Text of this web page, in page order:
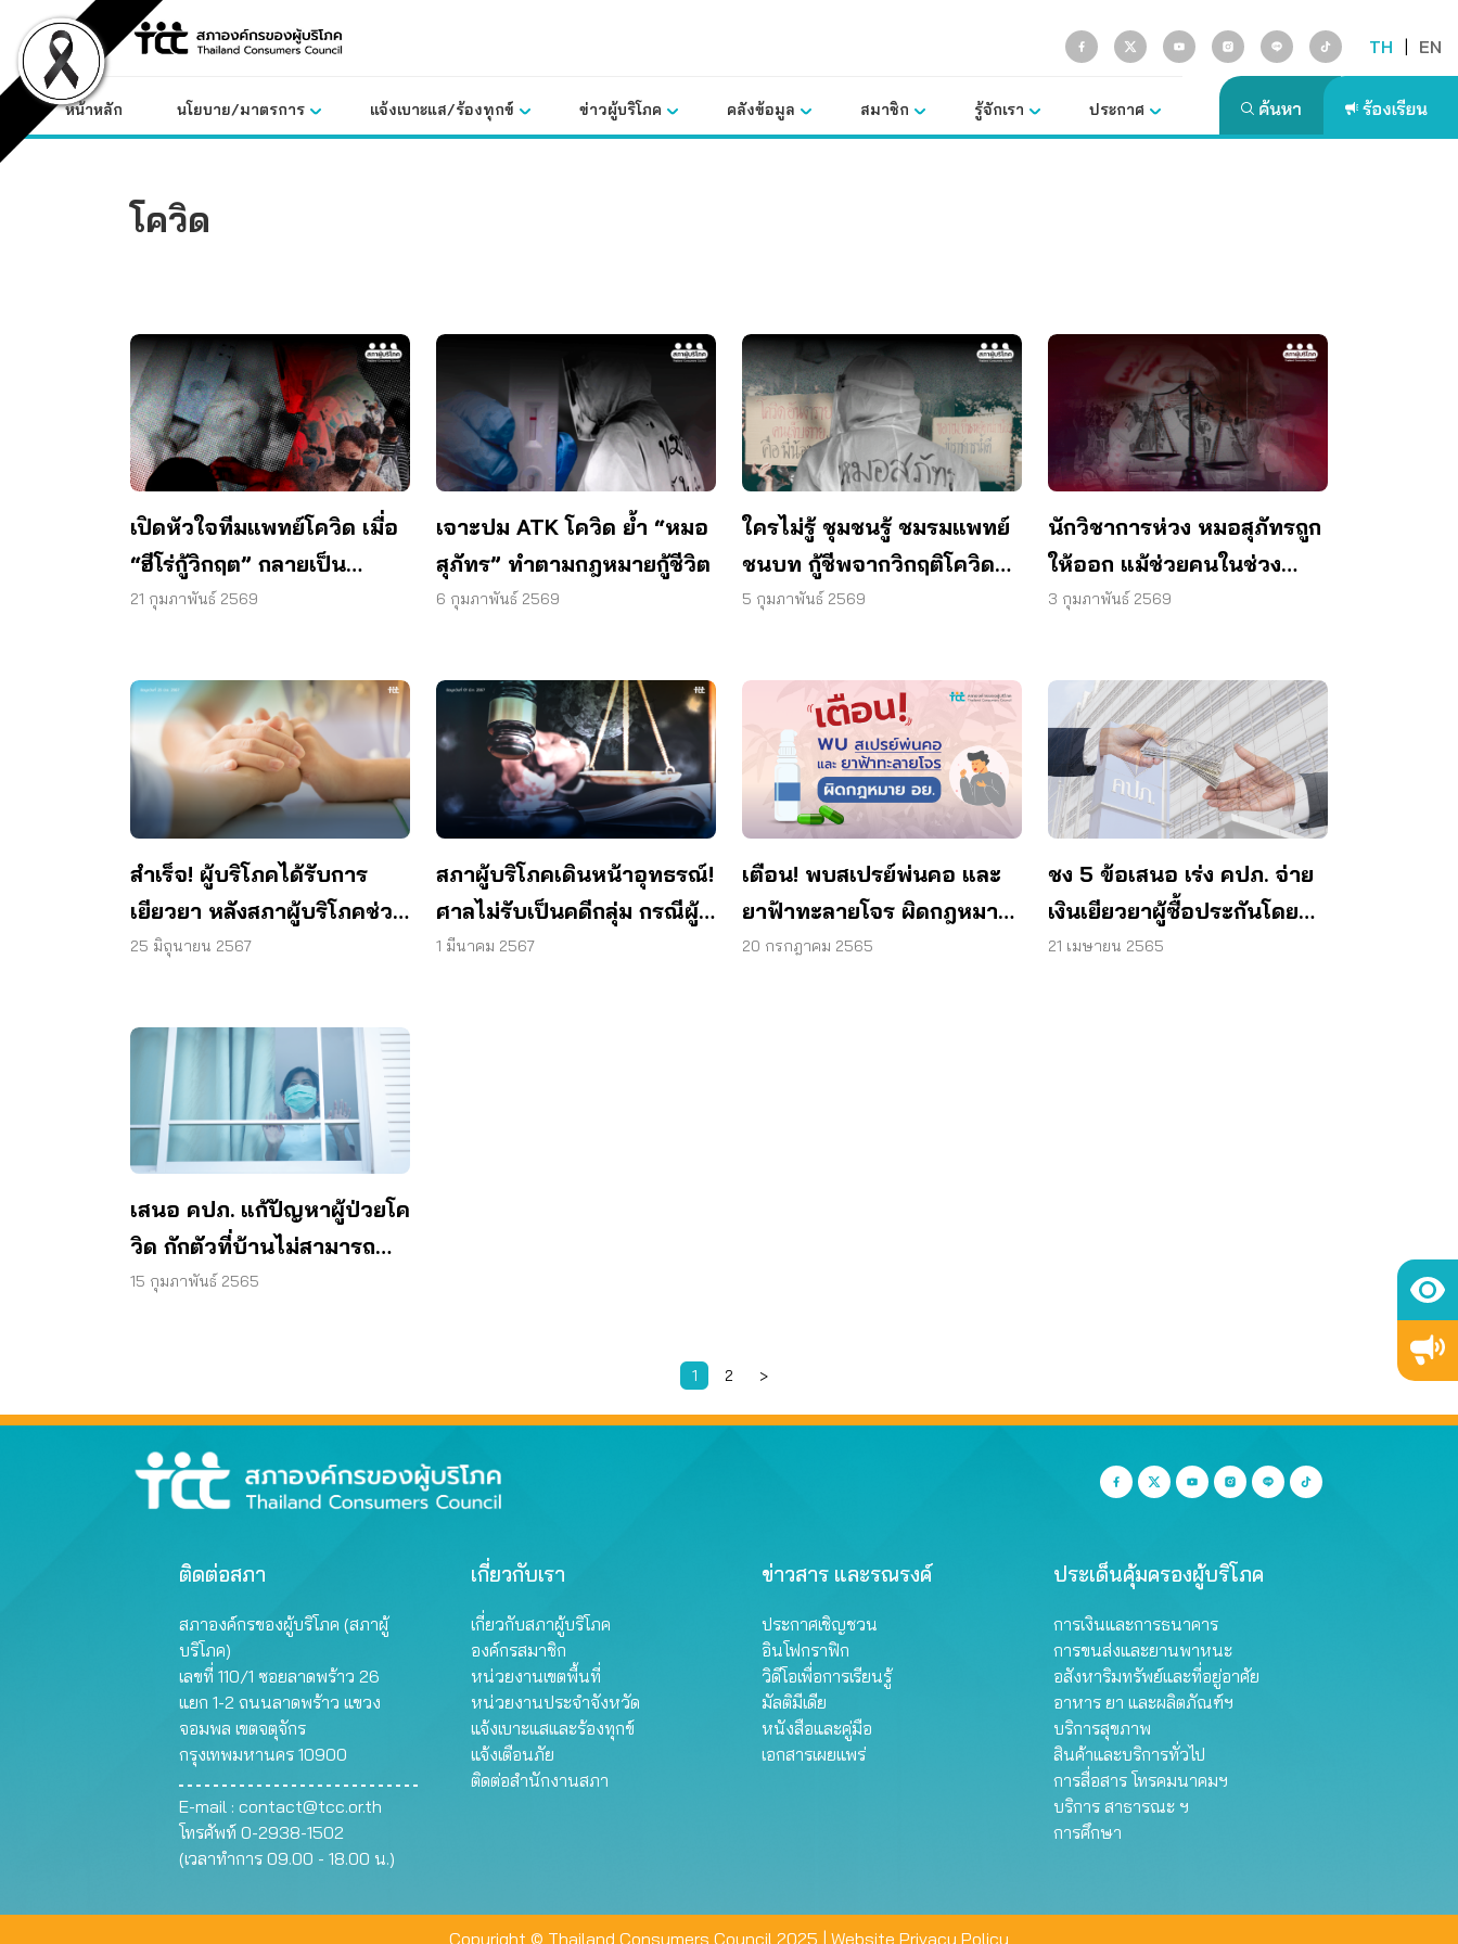
content
TH | EN
หน้าหลัก นโยบาย/มาตรการ แจ้งเบาะแส/ร้องทุกข์ ข่าวผู้บริโภค คลังข้อมูล สมาชิก รู้จักเรา ประกาศ
โควิด
เปิดหัวใจทีมแพทย์โควิด เมื่อ
“ฮีโร่กู้วิกฤต” กลายเป็น
“จำเลย” ในระบบระเบียบ
21 กุมภาพันธ์ 2569
เจาะปม ATK โควิด ย้ำ “หมอ
สุภัทร” ทำตามกฎหมายกู้ชีวิต
6 กุมภาพันธ์ 2569
ใครไม่รู้ ชุมชนรู้ ชมรมแพทย์
ชนบท กู้ชีพจากวิกฤติโควิด
จริง
5 กุมภาพันธ์ 2569
นักวิชาการห่วง หมอสุภัทรถูก
ให้ออก แม้ช่วยคนในช่วง
วิกฤต
3 กุมภาพันธ์ 2569
สำเร็จ! ผู้บริโภคได้รับการ
เยียวยา หลังสภาผู้บริโภคช่วย
เหลือ กรณีถูกเรียกเก็บเงินค่า
25 มิถุนายน 2567
สภาผู้บริโภคเดินหน้าอุทธรณ์!
ศาลไม่รับเป็นคดีกลุ่ม กรณีผู้
บริโภคเคลมประกันโควิดไม่
1 มีนาคม 2567
เตือน! พบสเปรย์พ่นคอ และ
ยาฟ้าทะลายโจร ผิดกฎหมาย
อย.
20 กรกฎาคม 2565
ชง 5 ข้อเสนอ เร่ง คปภ. จ่าย
เงินเยียวยาผู้ซื้อประกันโดย
เร็ว
21 เมษายน 2565
เสนอ คปภ. แก้ปัญหาผู้ป่วยโค
วิด กักตัวที่บ้านไม่สามารถ
เคลมประกันได้
15 กุมภาพันธ์ 2565
1 2 >
ติดต่อสภา
สภาองค์กรของผู้บริโภค (สภาผู้
บริโภค)
เลขที่ 110/1 ซอยลาดพร้าว 26
แยก 1-2 ถนนลาดพร้าว แขวง
จอมพล เขตจตุจักร
กรุงเทพมหานคร 10900
E-mail : contact@tcc.or.th
โทรศัพท์ 0-2938-1502
(เวลาทำการ 09.00 - 18.00 น.)
เกี่ยวกับเรา
เกี่ยวกับสภาผู้บริโภค
องค์กรสมาชิก
หน่วยงานเขตพื้นที่
หน่วยงานประจำจังหวัด
แจ้งเบาะแสและร้องทุกข์
แจ้งเตือนภัย
ติดต่อสำนักงานสภา
ข่าวสาร และรณรงค์
ประกาศเชิญชวน
อินโฟกราฟิก
วิดีโอเพื่อการเรียนรู้
มัลติมีเดีย
หนังสือและคู่มือ
เอกสารเผยแพร่
ประเด็นคุ้มครองผู้บริโภค
การเงินและการธนาคาร
การขนส่งและยานพาหนะ
อสังหาริมทรัพย์และที่อยู่อาศัย
อาหาร ยา และผลิตภัณฑ์ฯ
บริการสุขภาพ
สินค้าและบริการทั่วไป
การสื่อสาร โทรคมนาคมฯ
บริการ สาธารณะ ฯ
การศึกษา
Copyright © Thailand Consumers Council 2025 | Website Privacy Policy